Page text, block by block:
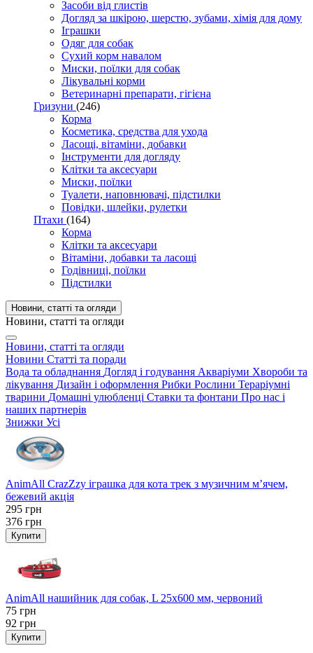
Засоби від глистів
Догляд за шкірою, шерстю, зубами, хімія для дому
Іграшки
Одяг для собак
Сухий корм навалом
Миски, поїлки для собак
Лікувальні корми
Ветеринарні препарати, гігієна
Гризуни (246)
Корма
Косметика, средства для ухода
Ласощі, вітаміни, добавки
Інструменти для догляду
Клітки та аксесуари
Миски, поїлки
Туалети, наповнювачі, підстилки
Повідки, шлейки, рулетки
Птахи (164)
Корма
Клітки та аксесуари
Вітаміни, добавки та ласощі
Годівниці, поїлки
Підстилки
Новини, статті та огляди
Новини, статті та огляди
Новини, статті та огляди
Новини Статті та поради
Вода та обладнання Догляд і годування Акваріуми Хвороби та
лікування Дизайн і оформлення Рибки Рослини Тераріумні
тварини Домашні улюбленці Ставки та фонтани Про нас і
наших партнерів
Знижки Усі
AnimAll CrazZzy іграшка для кота трек з музичним м’ячем,
бежевий акція
295 грн
376 грн
Купити
AnimAll нашийник для собак, L 25x600 мм, червоний
75 грн
92 грн
Купити